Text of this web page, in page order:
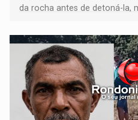
da rocha antes de detoná-la,